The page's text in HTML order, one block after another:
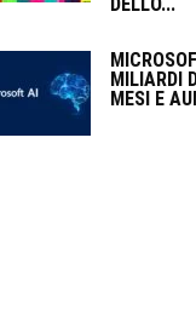
MILIARDI
MESI E